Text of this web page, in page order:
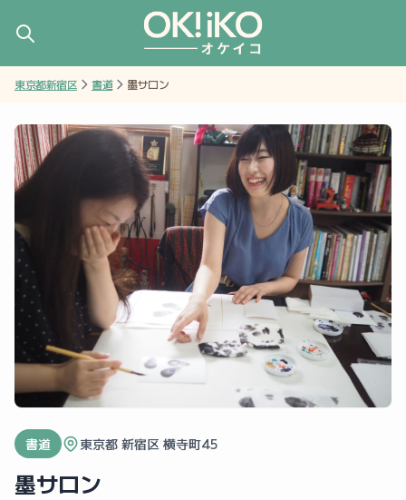
東京都新宿区 書道 墨サロン
書道 東京都 新宿区 横寺町45
墨サロン